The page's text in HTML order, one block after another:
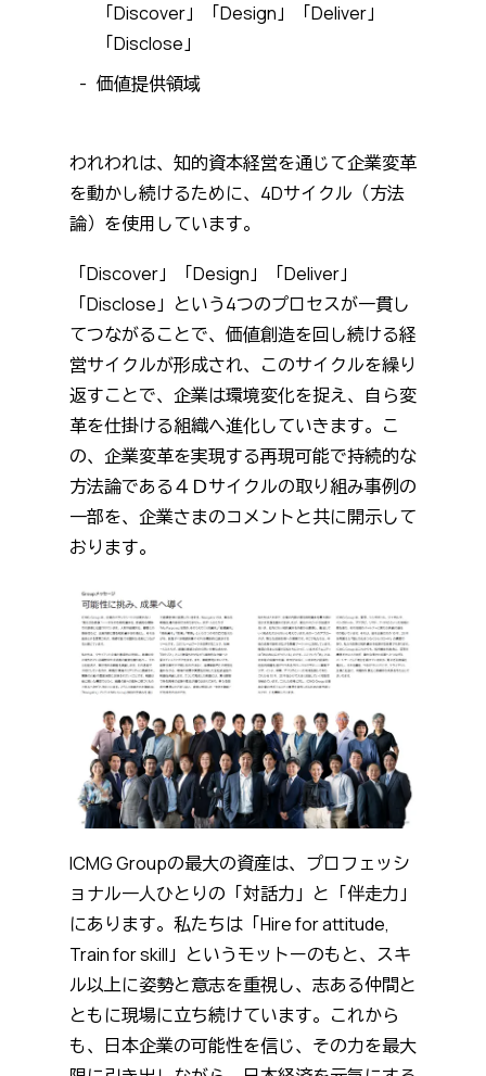
「Discover」「Design」「Deliver」
「Disclose」
価値提供領域
われわれは、知的資本経営を通じて企業変革
を動かし続けるために、4Dサイクル（方法
論）を使用しています。
「Discover」「Design」「Deliver」
「Disclose」という4つのプロセスが一貫し
てつながることで、価値創造を回し続ける経
営サイクルが形成され、このサイクルを繰り
返すことで、企業は環境変化を捉え、自ら変
革を仕掛ける組織へ進化していきます。こ
の、企業変革を実現する再現可能で持続的な
方法論である４Ｄサイクルの取り組み事例の
一部を、企業さまのコメントと共に開示して
おります。
ICMG Groupの最大の資産は、プロフェッシ
ョナル一人ひとりの「対話力」と「伴走力」
にあります。私たちは「Hire for attitude,
Train for skill」というモットーのもと、スキ
ル以上に姿勢と意志を重視し、志ある仲間と
ともに現場に立ち続けています。これから
も、日本企業の可能性を信じ、その力を最大